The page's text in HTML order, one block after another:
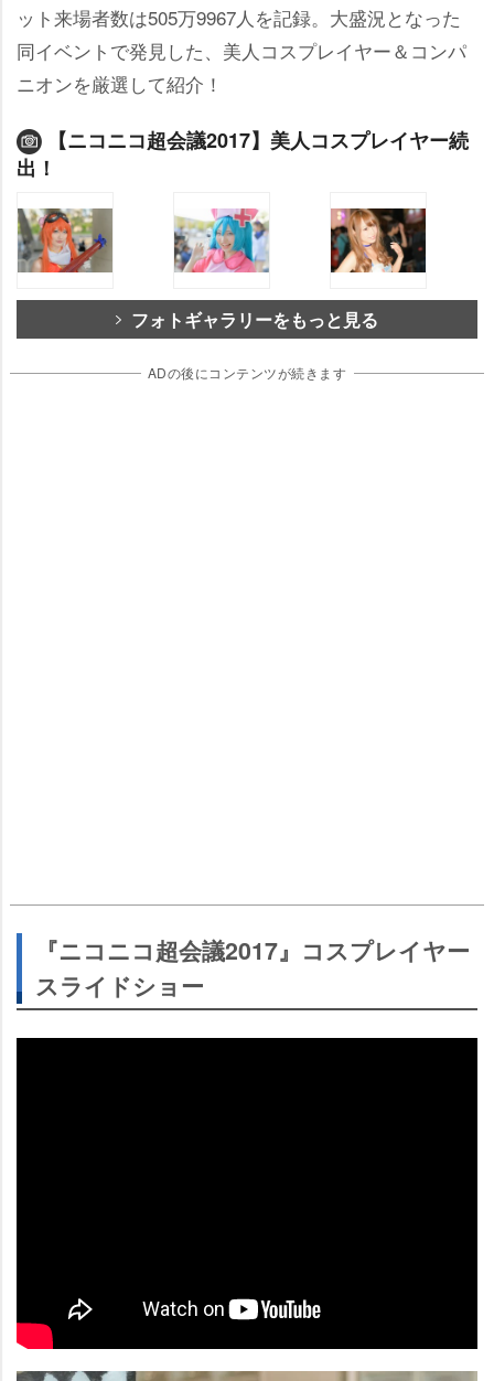
ット来場者数は505万9967人を記録。大盛況となった
同イベントで発見した、美人コスプレイヤー＆コンパ
ニオンを厳選して紹介！
【ニコニコ超会議2017】美人コスプレイヤー続
出！
フォトギャラリーをもっと見る
ADの後にコンテンツが続きます
『ニコニコ超会議2017』コスプレイヤー
スライドショー